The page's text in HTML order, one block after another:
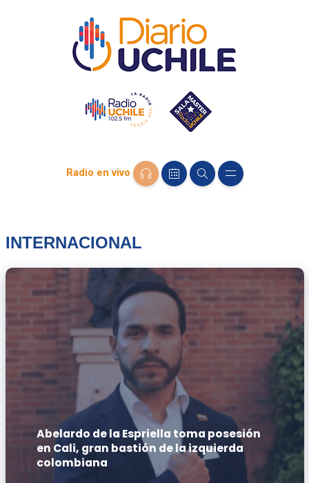
Radio en vivo
INTERNACIONAL
Abelardo de la Espriella toma posesión
en Cali, gran bastión de la izquierda
colombiana